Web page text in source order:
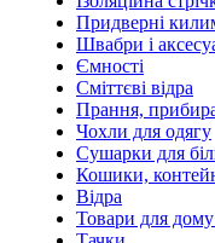
Придверні
Швабри і
Ємності
Сміттєві відра
Прання,
Чохли для одягу
Сушарки для
Кошики,
Відра
Товари для дому